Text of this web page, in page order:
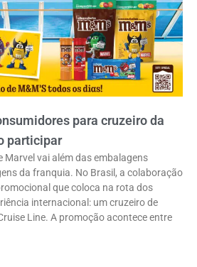
para cruzeiro da
participar
Marvel vai além das embalagens
da franquia. No Brasil, a colaboração
que coloca na rota dos
internacional: um cruzeiro de
Line. A promoção acontece entre